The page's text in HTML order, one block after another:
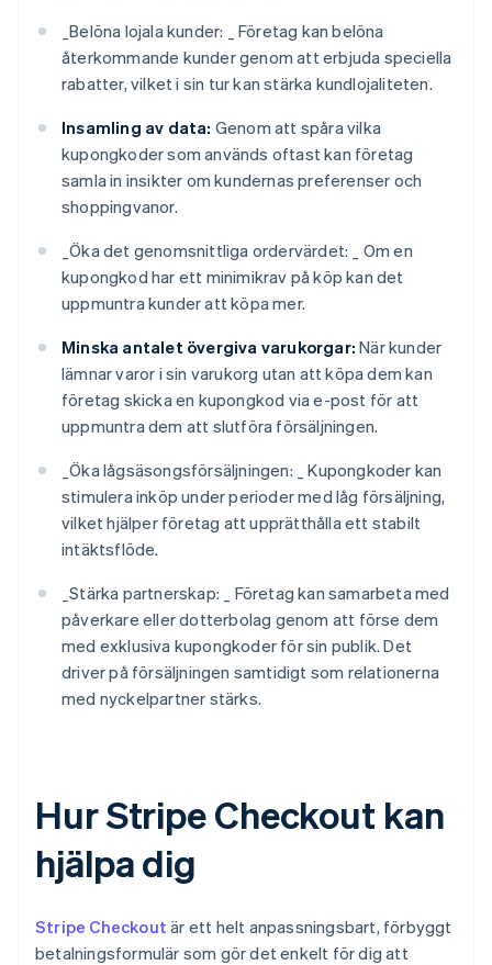
_Belöna lojala kunder: _
Företag kan belöna
återkommande kunder genom att erbjuda speciella
rabatter, vilket i sin tur kan stärka kundlojaliteten.
Insamling av data: Genom att spåra vilka
kupongkoder som används oftast kan företag
samla in insikter om kundernas preferenser och
shoppingvanor.
_Öka det genomsnittliga ordervärdet: _
Om en
kupongkod har ett minimikrav på köp kan det
uppmuntra kunder att köpa mer.
Minska antalet övergiva varukorgar: När kunder
lämnar varor i sin varukorg utan att köpa dem kan
företag skicka en kupongkod via e-post för att
uppmuntra dem att slutföra försäljningen.
_Öka lågsäsongsförsäljningen: _
Kupongkoder kan
stimulera inköp under perioder med låg försäljning,
vilket hjälper företag att upprätthålla ett stabilt
intäktsflöde.
_Stärka partnerskap: _
Företag kan samarbeta med
påverkare eller dotterbolag genom att förse dem
med exklusiva kupongkoder för sin publik. Det
driver på försäljningen samtidigt som relationerna
med nyckelpartner stärks.
Hur Stripe Checkout kan
hjälpa dig
Stripe Checkout är ett helt anpassningsbart, förbyggt
betalningsformulär som gör det enkelt för dig att